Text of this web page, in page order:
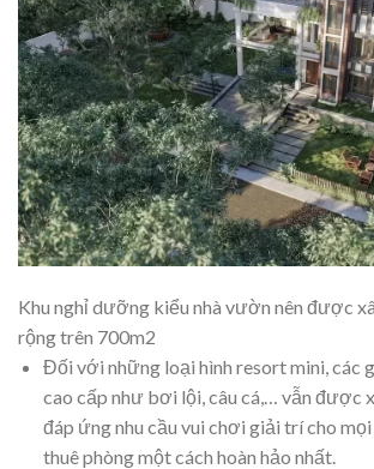
Khu nghỉ dưỡng kiểu nhà vườn nên được
rộng trên 700m2
Đối với những loại hình resort mini, các
cao cấp như bơi lội, câu cá,… vẫn được
đáp ứng nhu cầu vui chơi giải trí cho
thuê phòng một cách hoàn hảo nhất.